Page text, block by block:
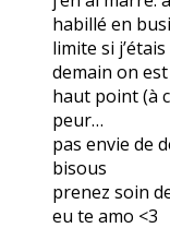
habillé en
limite si
demain on
haut point (à
peur…
pas envie de
bisous
prenez soin
eu te amo <3